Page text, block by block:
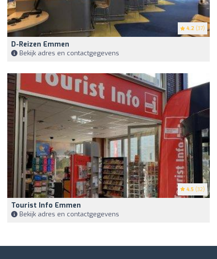
4.2 (37)
D-Reizen Emmen
Bekijk adres en contactgegevens
4.5 (32)
Tourist Info Emmen
Bekijk adres en contactgegevens